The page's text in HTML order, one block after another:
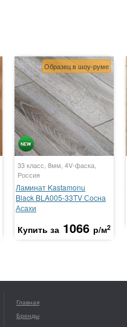
Образец в шоу-руме
33 класс, 8мм, 4V-фаска,
Россия
Ламинат Kastamonu
Black BLA005-33TV Сосна
Асахи
Купить за 1066 р/м2
Главная
Бренды